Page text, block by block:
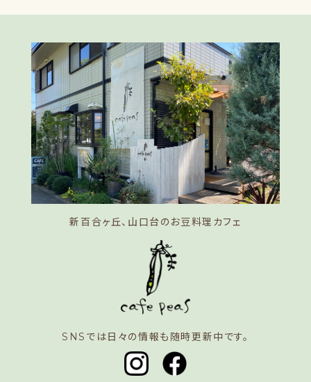
新百合ヶ丘、山口台のお豆料理カフェ
SNSでは日々の情報も随時更新中です。